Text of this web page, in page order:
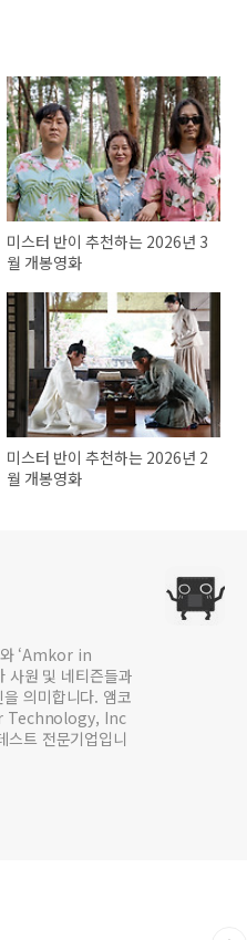
미스터 반이 추천하는 2026년 3
월 개봉영화
미스터 반이 추천하는 2026년 2
월 개봉영화
‘Amkor in
사원 및 네티즌들과
의미합니다. 앰코
Technology, Inc
스트 전문기업입니